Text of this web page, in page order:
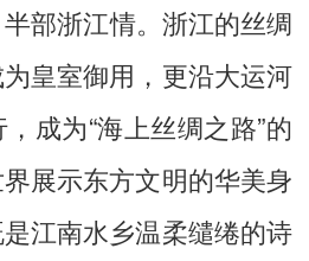
部浙江情。浙江的丝绸
皇室御用，更沿大运河
成为“海上丝绸之路”的
展示东方文明的华美身
江南水乡温柔缱绻的诗